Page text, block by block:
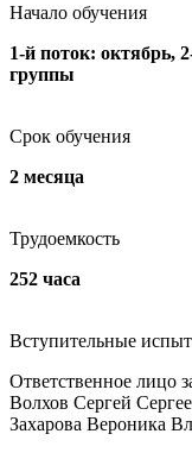
Начало обучения
1-й поток: октябрь,
группы
Срок обучения
2 месяца
Трудоемкость
252 часа
Вступительные
Ответственное лицо
Волхов Сергей
Захарова Вероника